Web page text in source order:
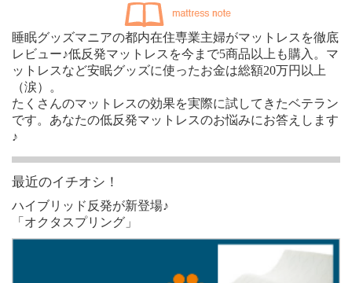
睡眠グッズマニアの都内在住専業主婦がマットレスを徹底
レビュー♪低反発マットレスを今まで5商品以上も購入。マ
ットレスなど安眠グッズに使ったお金は総額20万円以上
（涙）。
たくさんのマットレスの効果を実際に試してきたベテラン
です。あなたの低反発マットレスのお悩みにお答えします
♪
最近のイチオシ！
ハイブリッド反発が新登場♪
「オクタスプリング」